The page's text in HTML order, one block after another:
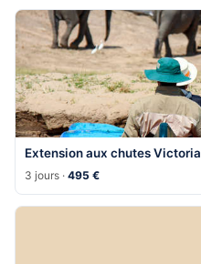
Extension aux chutes Victoria
3 jours ·495 €